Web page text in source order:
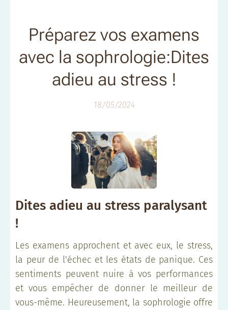
Préparez vos examens
avec la sophrologie:Dites
adieu au stress !
18/05/2024
Dites adieu au stress paralysant
!
Les examens approchent et avec eux, le stress,
la peur de l'échec et les états de panique. Ces
sentiments peuvent nuire à vos performances
et vous empêcher de donner le meilleur de
vous-même. Heureusement, la sophrologie offre